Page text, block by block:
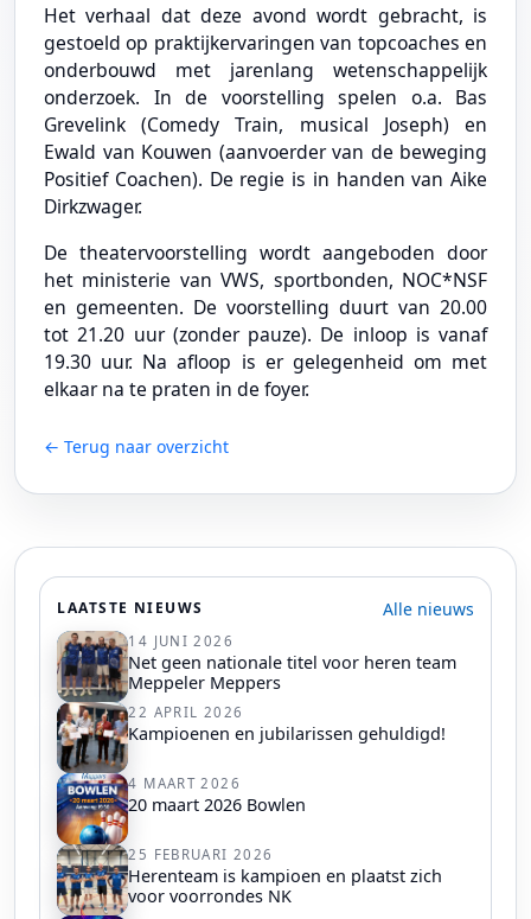
Het verhaal dat deze avond wordt gebracht, is
gestoeld op praktijkervaringen van topcoaches en
onderbouwd met jarenlang wetenschappelijk
onderzoek. In de voorstelling spelen o.a. Bas
Grevelink (Comedy Train, musical Joseph) en
Ewald van Kouwen (aanvoerder van de beweging
Positief Coachen). De regie is in handen van Aike
Dirkzwager.
De theatervoorstelling wordt aangeboden door
het ministerie van VWS, sportbonden, NOC*NSF
en gemeenten. De voorstelling duurt van 20.00
tot 21.20 uur (zonder pauze). De inloop is vanaf
19.30 uur. Na afloop is er gelegenheid om met
elkaar na te praten in de foyer.
← Terug naar overzicht
LAATSTE NIEUWS Alle nieuws
14 JUNI 2026
Net geen nationale titel voor heren team
Meppeler Meppers
22 APRIL 2026
Kampioenen en jubilarissen gehuldigd!
4 MAART 2026
20 maart 2026 Bowlen
25 FEBRUARI 2026
Herenteam is kampioen en plaatst zich
voor voorrondes NK